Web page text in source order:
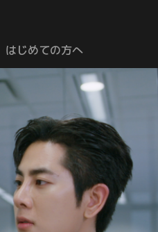
はじめての方へ